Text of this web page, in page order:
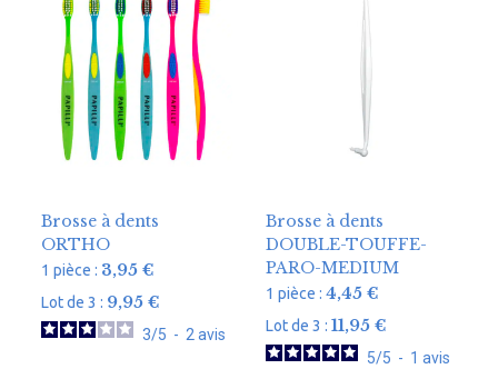
Brosse à dents
ORTHO
1 pièce : 3,95€
Lot de 3 : 9,95€
3/5 - 2avis
Brosse à dents
DOUBLE-TOUFFE-
PARO-MEDIUM
1 pièce : 4,45 €
Lot de 3 : 11,95 €
5/5 - 1 avis